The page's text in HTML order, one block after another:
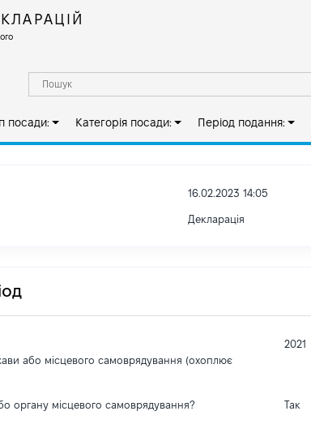
посади: Категорія посади: Період подання:
16.02.2023 14:05
Декларація
або місцевого самоврядування (охоплює
2021
органу місцевого самоврядування? Так